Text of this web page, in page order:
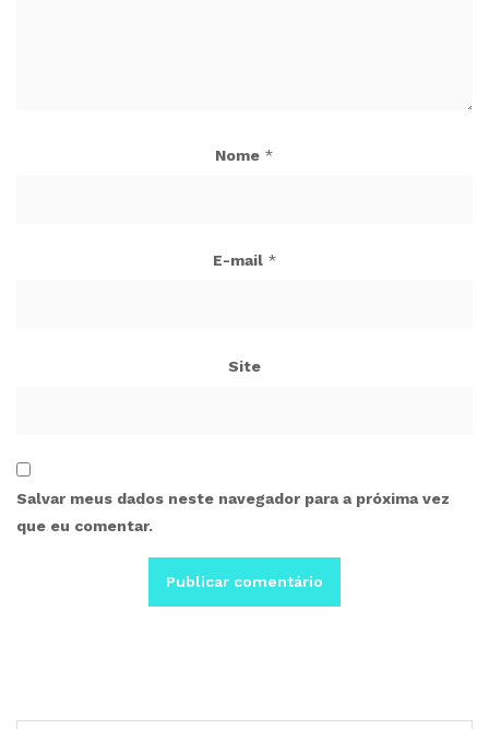
Nome *
E-mail *
Site
Salvar meus dados neste navegador para a próxima vez
que eu comentar.